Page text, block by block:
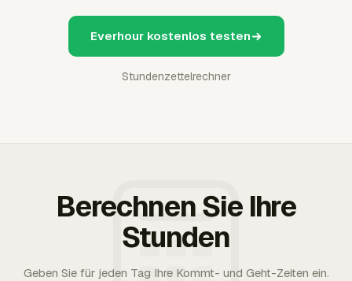
Everhour kostenlos testen
Stundenzettelrechner
Berechnen Sie Ihre
Stunden
Geben Sie für jeden Tag Ihre Kommt- und Geht-Zeiten ein.